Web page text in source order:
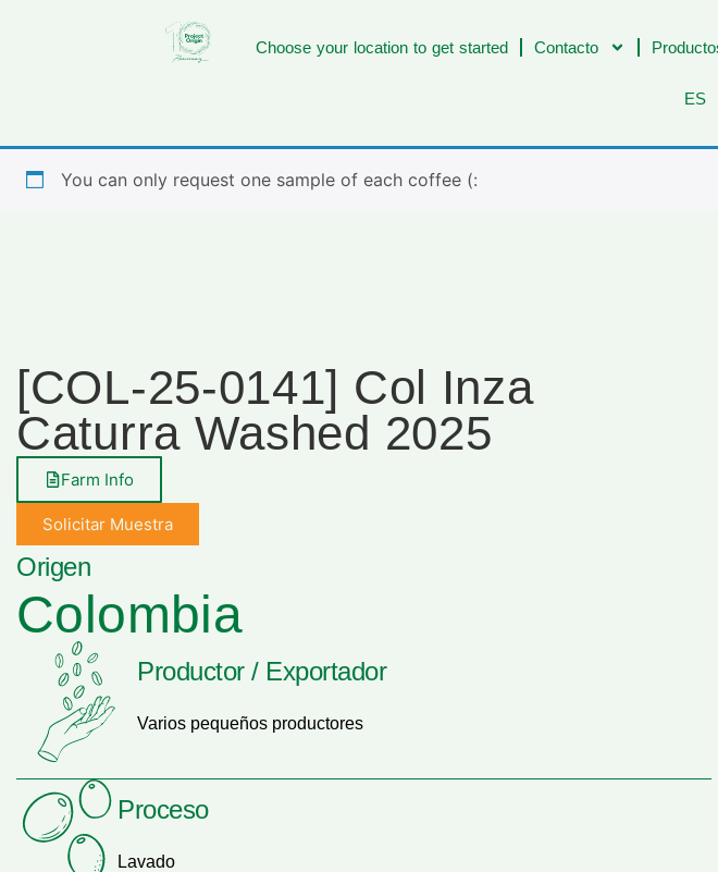
Choose your location to get started Contacto
ES
You can only request one sample of each coffee (:
[COL-25-0141] Col Inza
Caturra Washed 2025
Farm Info
Solicitar Muestra
Origen
Colombia
Productor / Exportador
Varios pequeños productores
Proceso
Lavado